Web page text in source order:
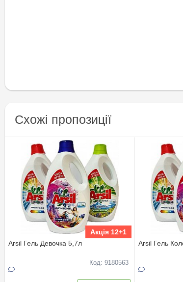
Схожі пропозиції
Акція 12+1
Arsil Гель Девочка 5,7л
Код: 9180563
Arsil Гель